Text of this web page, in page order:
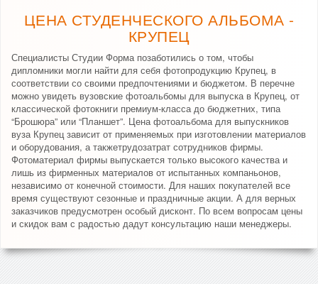
ЦЕНА СТУДЕНЧЕСКОГО АЛЬБОМА -
КРУПЕЦ
Специалисты Студии Форма позаботились о том, чтобы
дипломники могли найти для себя фотопродукцию Крупец, в
соответствии со своими предпочтениями и бюджетом. В перечне
можно увидеть вузовские фотоальбомы для выпуска в Крупец, от
классической фотокниги премиум-класса до бюджетних, типа
“Брошюра” или “Планшет”. Цена фотоальбома для выпускников
вуза Крупец зависит от применяемых при изготовлении материалов
и оборудования, а такжетрудозатрат сотрудников фирмы.
Фотоматериал фирмы выпускается только высокого качества и
лишь из фирменных материалов от испытанных компаньонов,
независимо от конечной стоимости. Для наших покупателей все
время существуют сезонные и праздничные акции. А для верных
заказчиков предусмотрен особый дисконт. По всем вопросам цены
и скидок вам с радостью дадут консультацию наши менеджеры.